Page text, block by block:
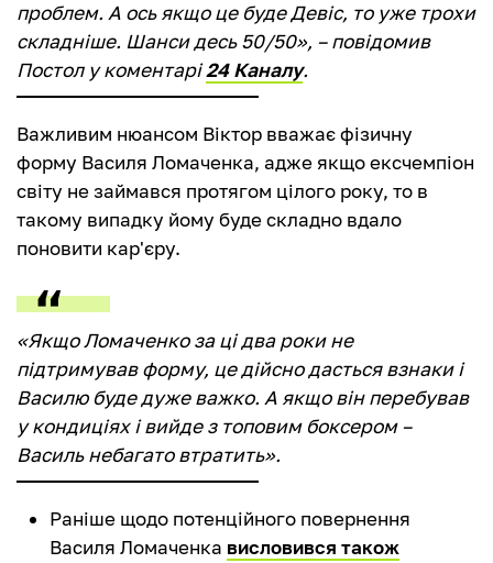
проблем. А ось якщо це буде Девіс, то уже трохи
складніше. Шанси десь 50/50», – повідомив
Постол у коментарі24 Каналу.
Важливим нюансом Віктор вважає фізичну
форму Василя Ломаченка, адже якщо ексчемпіон
світу не займався протягом цілого року, то в
такому випадку йому буде складно вдало
поновити кар'єру.
«Якщо Ломаченко за ці два роки не
підтримував форму, це дійсно дасться взнаки і
Василю буде дуже важко. А якщо він перебував
у кондиціях і вийде з топовим боксером –
Василь небагато втратить».
Раніше щодо потенційного повернення
Василя Ломаченка висловився також